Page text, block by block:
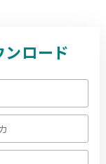
ロード